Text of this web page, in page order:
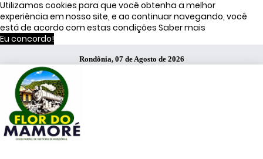
Utilizamos cookies para que você obtenha a melhor
experiência em nosso site, e ao continuar navegando, você
está de acordo com estas condições Saber mais
Eu concordo!
Rondônia, 07 de Agosto de 2026